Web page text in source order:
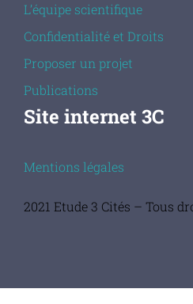
L’équipe scientifique
Confidentialité et Droits
Proposer un projet
Publications
Site internet 3C
Mentions légales
2021 Etude 3 Cités – Tous